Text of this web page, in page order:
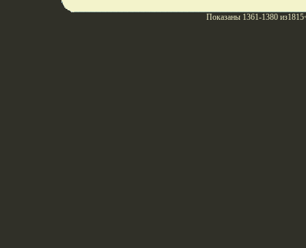
Показаны 1361-1380